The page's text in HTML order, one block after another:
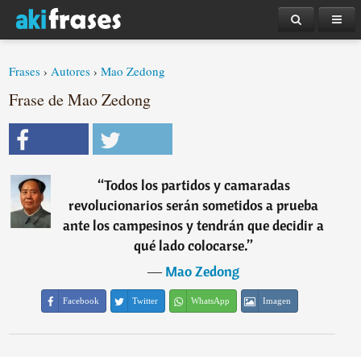
Frases ›Autores ›Mao Zedong
Frase de Mao Zedong
“Todos los partidos y camaradas
revolucionarios serán sometidos a prueba
ante los campesinos y tendrán que decidir a
qué lado colocarse.”
―Mao Zedong
Facebook Twitter WhatsApp Imagen